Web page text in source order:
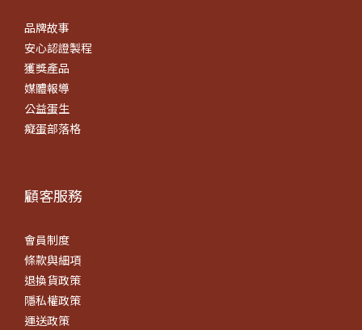
品牌故事
安心認證製程
獲獎產品
媒體報導
公益蛋生
癡蛋部落格
顧客服務
會員制度
條款與細項
退換貨政策
隱私權政策
運送政策